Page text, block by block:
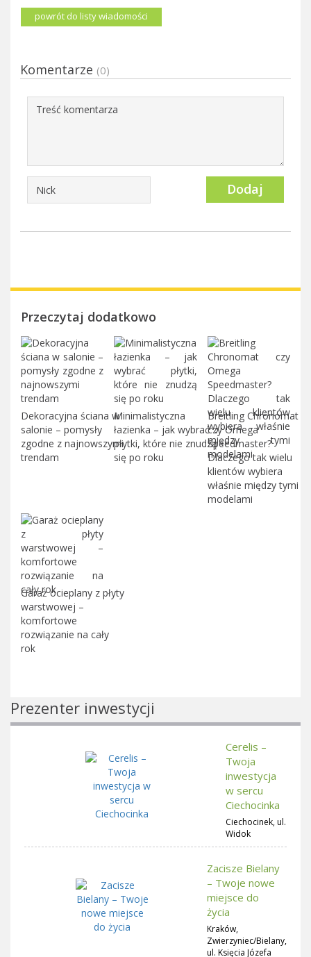
powrót do listy wiadomości
Komentarze (0)
Dodaj
Przeczytaj dodatkowo
Dekoracyjna ściana w
salonie – pomysły
zgodne z najnowszymi
trendam
Minimalistyczna
łazienka – jak wybrać
płytki, które nie znudzą
się po roku
Breitling Chronomat
czy Omega
Speedmaster?
Dlaczego tak wielu
klientów wybiera
właśnie między tymi
modelami
Garaż ocieplany z płyty
warstwowej –
komfortowe
rozwiązanie na cały
rok
Prezenter inwestycji
Cerelis –
Twoja
inwestycja
w sercu
Ciechocinka
Ciechocinek, ul.
Widok
Zacisze Bielany
– Twoje nowe
miejsce do
życia
Kraków,
Zwierzyniec/Bielany,
ul. Księcia Józefa